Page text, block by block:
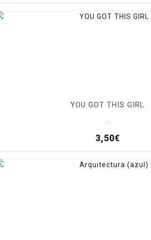
YOU GOT THIS GIRL
3,50€